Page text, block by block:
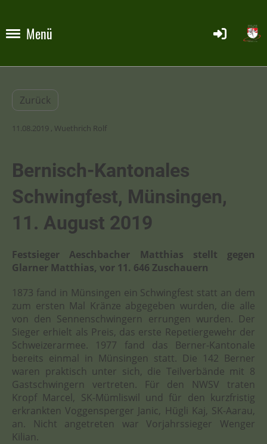
Menü
Zurück
11.08.2019 , Wuethrich Rolf
Bernisch-Kantonales
Schwingfest, Münsingen,
11. August 2019
Festsieger Aeschbacher Matthias stellt gegen
Glarner Matthias, vor 11. 646 Zuschauern
1873 fand in Münsingen ein Schwingfest statt an dem
zum ersten Mal Kränze abgegeben wurden, die alle
von den Sennenschwingern errungen wurden. Der
Sieger erhielt als Preis, das erste Repetiergewehr der
Schweizerarmee. 1977 fand das Berner-Kantonale
bereits einmal in Münsingen statt. Die 142 Berner
waren praktisch unter sich, die Teilverbände mit 8
Gastschwingern vertreten. Für den NWSV traten
Kropf Marcel, SK-Mümliswil und für den kurzfristig
erkrankten Voggensperger Janic, Hügli Kaj, SK-Aarau,
an. Nicht angetreten war Vorjahrssieger Wenger
Kilian.